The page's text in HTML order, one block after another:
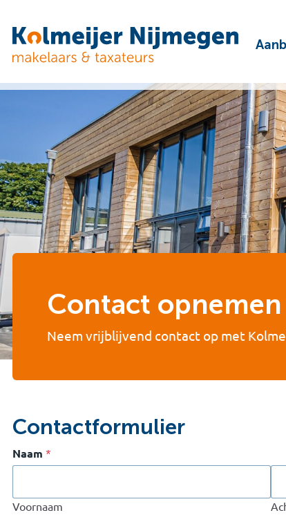
Contact opnemen
Neem vrijblijvend contact op met
Contactformulier
Naam *
Voornaam